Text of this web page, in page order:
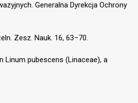
Generalna Dyrekcja Ochrony
Zesz. Nauk. 16, 63–70.
Linum pubescens (Linaceae), a